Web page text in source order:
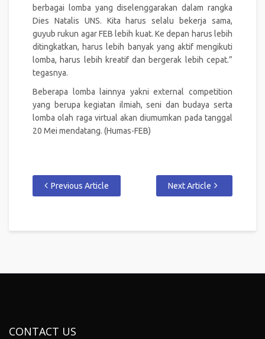
berbagai lomba yang diselenggarakan dalam rangka
Dies Natalis UNS. Kita harus selalu bekerja sama,
guyub rukun agar FEB lebih kuat. Ke depan harus lebih
ditingkatkan, harus lebih banyak yang aktif mengikuti
lomba, harus lebih kreatif dan bergerak lebih cepat.”
tegasnya.
Beberapa lomba lainnya yakni external competition
yang berupa kegiatan ilmiah, seni dan budaya serta
lomba olah raga virtual akan diumumkan pada tanggal
20 Mei mendatang. (Humas-FEB)
Previous Article Next Article
CONTACT US